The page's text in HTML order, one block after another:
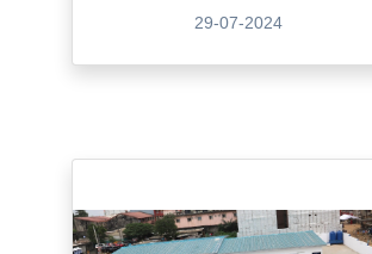
29-07-2024